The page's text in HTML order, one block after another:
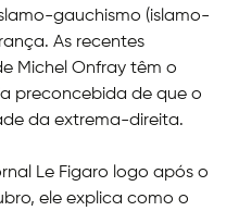
gauchismo (islamo-
As recentes
Michel Onfray têm o
preconcebida de que o
da extrema-direita.
Le Figaro logo após o
ele explica como o